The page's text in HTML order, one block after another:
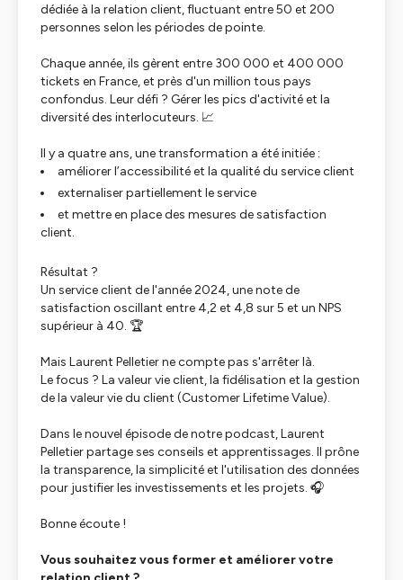
dédiée à la relation client, fluctuant entre 50 et 200
personnes selon les périodes de pointe.
Chaque année, ils gèrent entre 300 000 et 400 000
tickets en France, et près d'un million tous pays
confondus. Leur défi ? Gérer les pics d'activité et la
diversité des interlocuteurs. 📈
Il y a quatre ans, une transformation a été initiée :
améliorer l’accessibilité et la qualité du service client
externaliser partiellement le service
et mettre en place des mesures de satisfaction
client.
Résultat ?
Un service client de l'année 2024, une note de
satisfaction oscillant entre 4,2 et 4,8 sur 5 et un NPS
supérieur à 40. 🏆
Mais Laurent Pelletier ne compte pas s'arrêter là.
Le focus ? La valeur vie client, la fidélisation et la gestion
de la valeur vie du client (Customer Lifetime Value).
Dans le nouvel épisode de notre podcast, Laurent
Pelletier partage ses conseils et apprentissages. Il prône
la transparence, la simplicité et l'utilisation des données
pour justifier les investissements et les projets. 🎧
Bonne écoute !
Vous souhaitez vous former et améliorer votre